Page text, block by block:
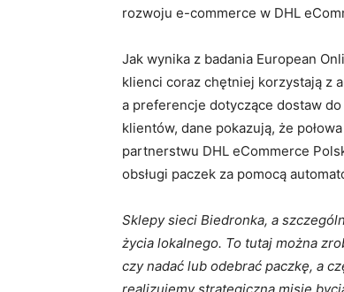
rozwoju e-commerce w DHL
Jak wynika z badania European
klienci coraz chętniej korzystają z
a preferencje dotyczące dostaw
klientów, dane pokazują, że
partnerstwu DHL eCommerce
obsługi paczek za pomocą
Sklepy sieci Biedronka, a
życia lokalnego. To tutaj można
czy nadać lub odebrać paczkę, a